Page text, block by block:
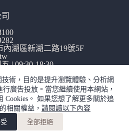
技術，目的是提升瀏覽體驗、分析網
廣告投放。當您繼續使用本網站，
Cookies。 如果您想了解更多關於追
相關權益， 請閱讀以下內容
全部拒絕
內湖區新湖二路19號5F
| 09:30-18:30
款 隱私權政策
門電器音響有限公司加入購物車